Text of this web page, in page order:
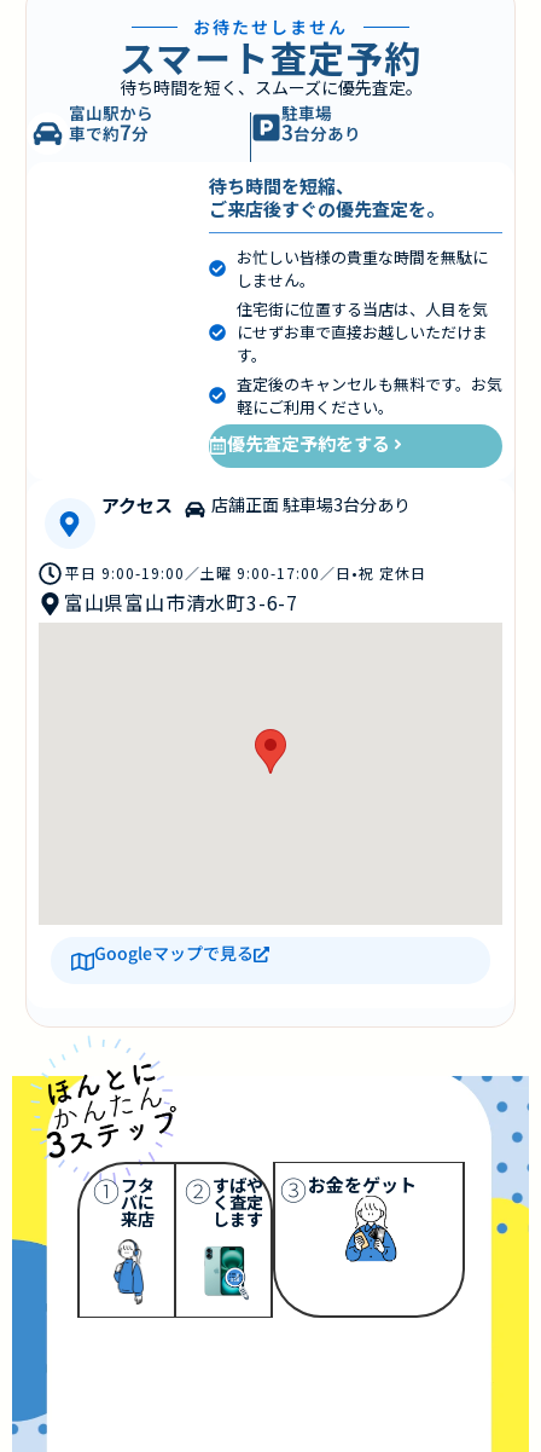
お待たせしません
スマート査定予約
待ち時間を短く、スムーズに優先査定。
富山駅から
車で約7分
駐車場
3台分あり
待ち時間を短縮、
ご来店後すぐの優先査定を。
お忙しい皆様の貴重な時間を無駄に
しません。
住宅街に位置する当店は、人目を気
にせずお車で直接お越しいただけま
す。
査定後のキャンセルも無料です。お気
軽にご利用ください。
優先査定予約をする
アクセス 店舗正面 駐車場3台分あり
平日 9:00-19:00／土曜 9:00-17:00／日•祝 定休日
富山県富山市清水町3-6-7
Googleマップで見る
①フタ
バに
来店
②すばや
く査定
します
③お金をゲット